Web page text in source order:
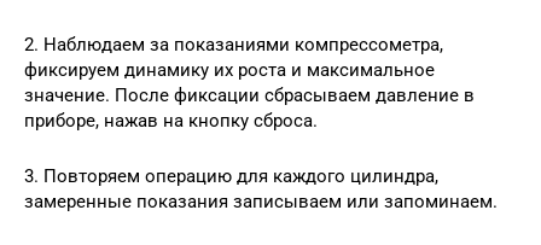
2. Наблюдаем за показаниями компрессометра,
фиксируем динамику их роста и максимальное
значение. После фиксации сбрасываем давление в
приборе, нажав на кнопку сброса.
3. Повторяем операцию для каждого цилиндра,
замеренные показания записываем или запоминаем.